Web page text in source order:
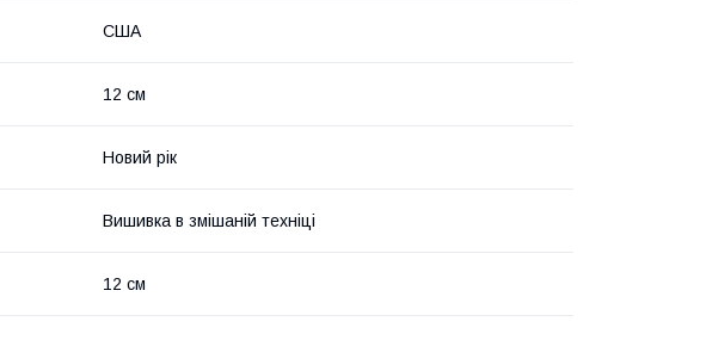
США
12 см
Новий рік
Вишивка в змішаній техніці
12 см